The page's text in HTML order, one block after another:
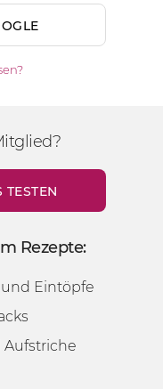
TESTEN
Rezepte:
Eintöpfe
Aufstriche